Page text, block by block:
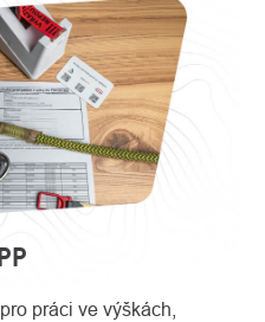
práci ve výškách,